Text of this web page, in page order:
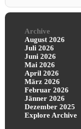
Archive
August 2026
Juli 2026
Juni 2026
Mai 2026
April 2026
März 2026
Februar 2026
Jänner 2026
Dezember 2025
Explore Archive